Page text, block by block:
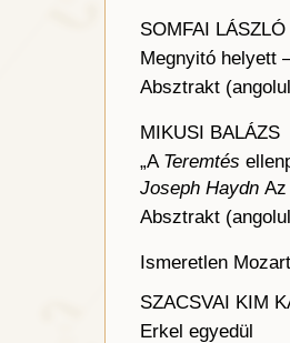
SOMFAI LÁSZLÓ
Megnyitó helyett
Absztrakt
MIKUSI BALÁZS
„A Teremtés
Joseph Haydn
Absztrakt
Ismeretlen
SZACSVAI KIM
Erkel egyedül